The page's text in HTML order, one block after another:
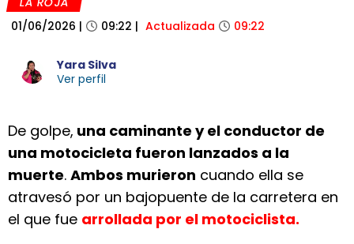
01/06/2026 | 09:22 | Actualizada 09:22
Yara Silva
Ver perfil
De golpe, una caminante y el conductor de
una motocicleta fueron lanzados a la
muerte. Ambos murieron cuando ella se
atravesó por un bajopuente de la carretera en
el que fue arrollada por el motociclista.